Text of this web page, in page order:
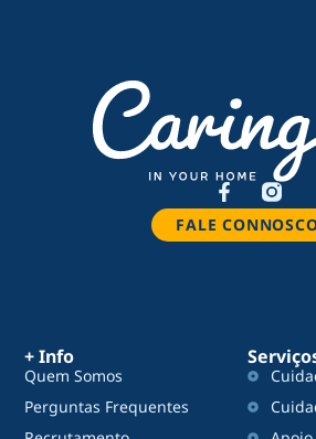
FALE
+ Info
Quem Somos
Perguntas Frequentes